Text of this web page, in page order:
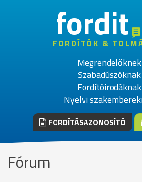
fordit
FORDÍTÓK &
Megrendelőknek
Szabadúszóknak
Fordítóirodáknak
Nyelvi
FORDÍTÁSAZONOSÍTÓ
Fórum